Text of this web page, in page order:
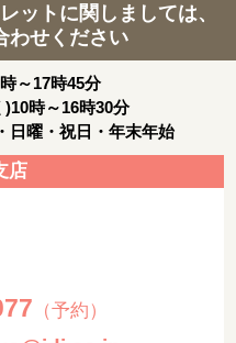
ットに関しましては、
わせください
～17時45分
時～16時30分
日曜・祝日・年末年始
店
（予約）